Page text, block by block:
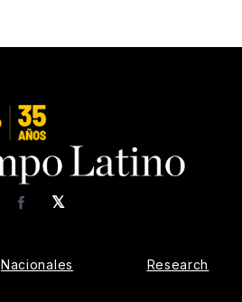
𝕏
Facebook
Nacionales Research